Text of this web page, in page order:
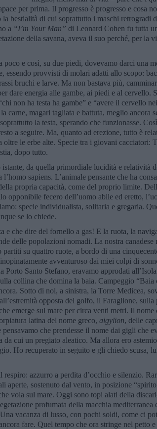
per prima. Il progresso è progresso e cosa
bestialità di cui soprattutto i maschi retrogradi
a “I’m Your Man” di Leonard Cohen fu tutta
della savana, aveva il suo perché, per la
poco e così, su due piedi, dovevamo darci una
essendo provvisti di molari adatti allo scopo:
bruchi e larve. Ma non bastava più,
dare energia alle gambe, ai piedi e al cervello.
non ha testa ha gambe” e “avere il cervello
carne, magari tagliata e battuta, meglio ancora
la testa, sperando che funzionasse. Così
a seguire. Ma, quanto ad erezione, tutto è
oltre le erbe alte. Specie tra i giovani cacciatori:
dopo tutto.
da quella primordiale lucidità e relatività
sapiens. L’animale pensante che ha
propria capacità, come del proprio limite.
fecero dell’uomo abile ed eretto,
specie individualista, solitaria e gregaria.
se lo chiede.
e che dire del fornello a gas! E la ruota, la
delle popolazioni nomadi. La nostra canadese
su quattro ruote, a bordo di una
avventuroso dai miei colpi di
Porto Santo Stefano, eravamo approdati
collina che domina la baia. Campeggio “Baia
Sotto di noi, a sinistra, la Torre Medicea,
opposta del golfo, il Faraglione, sulla
emerge sul mare per circa venti metri. Il nome
latina del nome greco, aigylion, delle
che prendesse il nome dai gigli che
cui un pregiato aleatico. Ma allora ero
Ho recuperato in seguito e gli chiedo scusa,
azzurro a perdita d’occhio e silenzio.
aperte, sostenuto dal vento, in posizione
vola sul mare. Oggi sono topi alati della
profumata della macchia mediterranea
vacanza di lusso, con pochi soldi, come ci
fare. Quel tempo che ora stringe nel petto